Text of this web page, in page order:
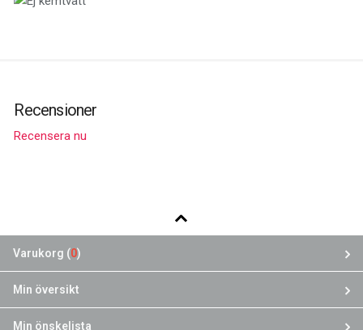
Recensioner
Recensera nu
Varukorg (0)
Min översikt
Min önskelista